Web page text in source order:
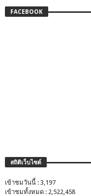
FACEBOOK
สถิติเว็บไซต์
เข้าชมวันนี้ : 3,197
เข้าชมทั้งหมด : 2,522,458